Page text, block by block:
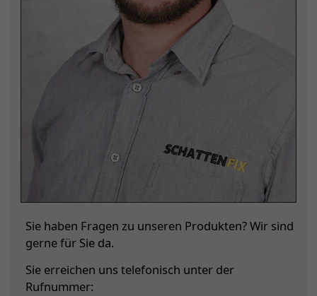
Sie haben Fragen zu unseren Produkten? Wir sind
gerne für Sie da.
Sie erreichen uns telefonisch unter der
Rufnummer: